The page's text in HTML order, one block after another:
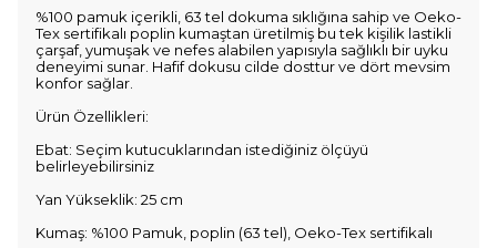
%100 pamuk içerikli, 63 tel dokuma sıklığına sahip ve Oeko-
Tex sertifikalı poplin kumaştan üretilmiş bu tek kişilik lastikli
çarşaf, yumuşak ve nefes alabilen yapısıyla sağlıklı bir uyku
deneyimi sunar. Hafif dokusu cilde dosttur ve dört mevsim
konfor sağlar.
Ürün Özellikleri:
Ebat: Seçim kutucuklarından istediğiniz ölçüyü
belirleyebilirsiniz
Yan Yükseklik: 25 cm
Kumaş: %100 Pamuk, poplin (63 tel), Oeko-Tex sertifikalı